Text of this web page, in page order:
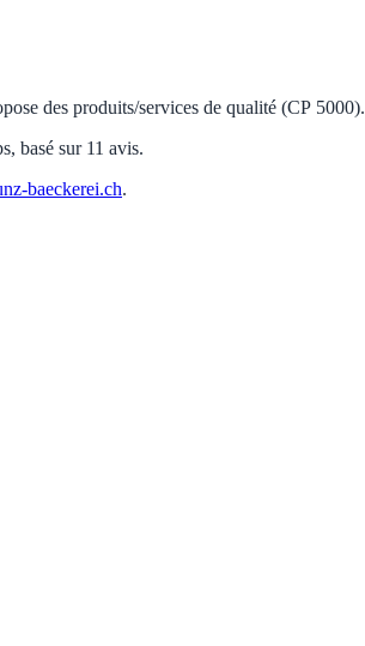
des produits/services de qualité (CP 5000).
basé sur 11 avis.
baeckerei.ch.